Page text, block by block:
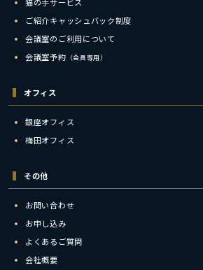
猫の手サービス
ご紹介キャッシュバック制度
会議室のご利用について
会議室予約 （会員専用）
オフィス
銀座オフィス
梅田オフィス
その他
お問い合わせ
お申し込み
よくあるご質問
会社概要